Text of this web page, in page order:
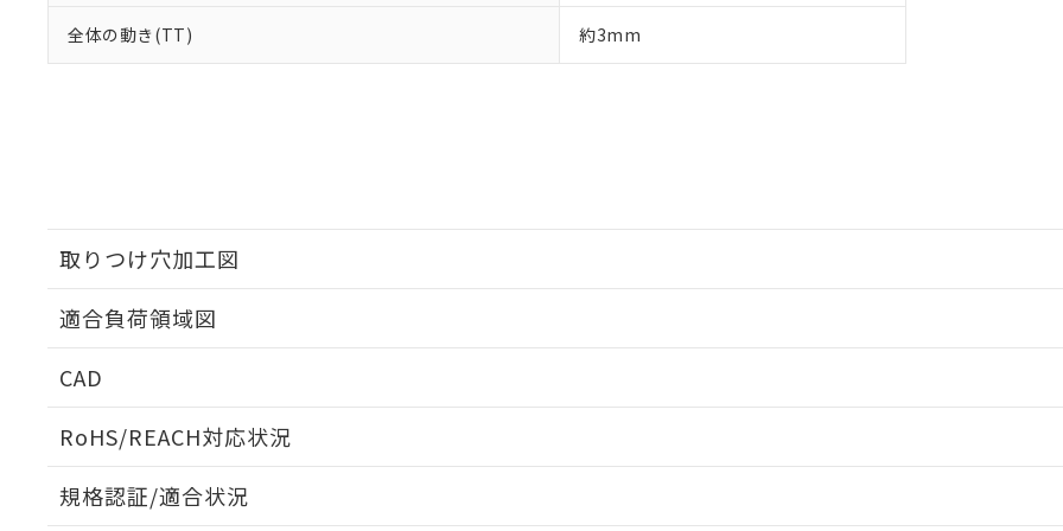
全体の動き(TT) 約3mm
取りつけ穴加工図
適合負荷領域図
CAD
RoHS/REACH対応状況
規格認証/適合状況